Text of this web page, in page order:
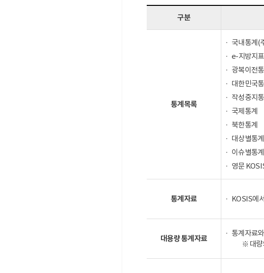
구분
통계목록
국내통계(
e-지방지
광복이전
대한민국
작성중지
국제통계
북한통계
대상별통계
이슈별통계
영문
통계자료 KOSIS에
대용량 통계자료
통계자료
※ 대량